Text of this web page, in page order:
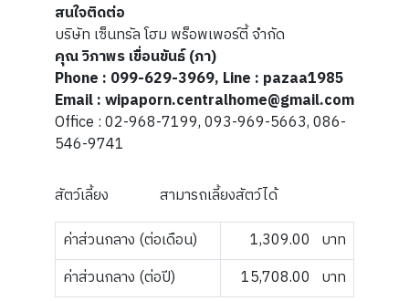
สนใจติดต่อ
บริษัท เซ็นทรัล โฮม พร็อพเพอร์ตี้ จำกัด
คุณ วิภาพร เขื่อนขันธ์ (ภา)
Phone : 099-629-3969, Line : pazaa1985
Email : wipaporn.centralhome@gmail.com
Office : 02-968-7199, 093-969-5663, 086-
546-9741
สัตว์เลี้ยง
สามารถเลี้ยงสัตว์ได้
ค่าส่วนกลาง (ต่อเดือน)
1,309.00 บาท
ค่าส่วนกลาง (ต่อปี)
15,708.00 บาท